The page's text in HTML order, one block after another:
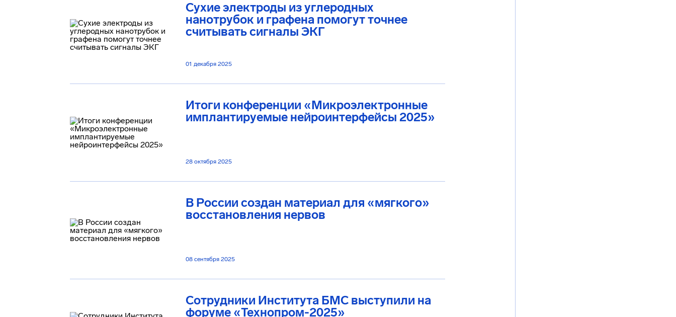
Сухие электроды из углеродных
нанотрубок и графена помогут точнее
считывать сигналы ЭКГ
01 декабря 2025
Итоги конференции «Микроэлектронные
имплантируемые нейроинтерфейсы 2025»
28 октября 2025
В России создан материал для «мягкого»
восстановления нервов
08 сентября 2025
Сотрудники Института БМС выступили на
форуме «Технопром-2025»